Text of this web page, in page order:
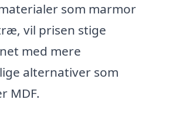
som marmor
vil prisen stige
med mere
alternativer som
MDF.